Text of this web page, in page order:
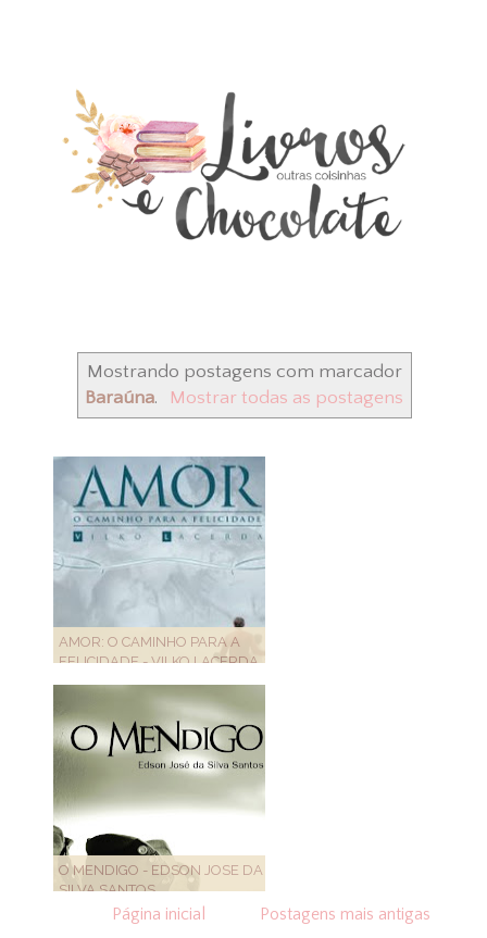
Mostrando postagens com marcador
Baraúna. Mostrar todas as postagens
AMOR: O CAMINHO PARA A
FELICIDADE - VILKO LACERDA
O MENDIGO - EDSON JOSE DA
SILVA SANTOS
Postagens mais antigas
Página inicial